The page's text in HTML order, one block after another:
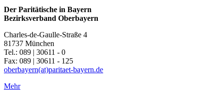
Der Paritätische in Bayern
Bezirksverband Oberbayern
Charles-de-Gaulle-Straße 4
81737 München
Tel.: 089 | 30611 - 0
Fax: 089 | 30611 - 125
oberbayern(at)paritaet-bayern.de
Mehr